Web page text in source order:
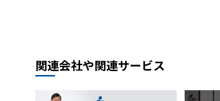
関連会社や関連サービス